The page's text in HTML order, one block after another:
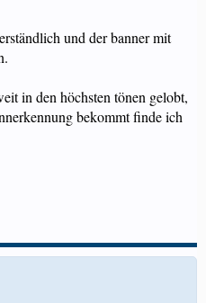
und der banner mit
in den höchsten tönen gelobt,
bekommt finde ich